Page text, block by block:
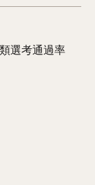
選考通過率